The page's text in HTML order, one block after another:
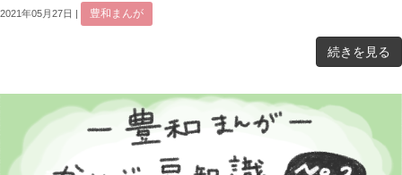
2021年05月27日 | 豊和まんが
続きを見る